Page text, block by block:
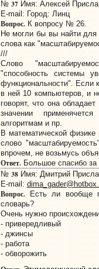
№ 37Имя: Алексей
E-mail: Город: Линц
Вопрос.К вопросу № 26.
Не могли бы вы найти для
слова как
///
Слово
"способность системы
функциональности". Если
в ней 10 компьютеров, и
говорят, что она
значении
алгоритмам и пр.
В математической
слово
впрочем, не возьмусь
Ответ.Большое спасибо за
№ 38Имя: Дмитрий
E-mail:
Вопрос.Есть ли вообще
словарь?
Очень нужно
- привередливый
- джинсы
- работа
- обворожить